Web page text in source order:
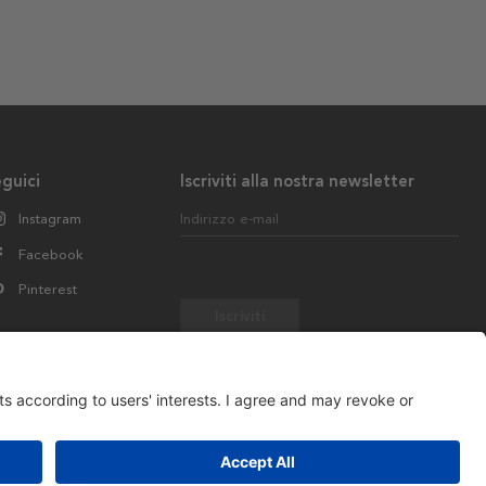
Iscriviti alla nostra newsletter
Indirizzo e-mail
Instagram
Facebook
Pinterest